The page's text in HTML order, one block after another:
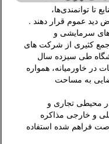
تا توانمندی‌ها،
دید عموم قرار دهند .
سرمایشی و
کثیری از شرکت های
طی سیزده سال
در خاورمیانه، همواره
به مساحت
محیطی تجاری و
و خارجی مذاکره
فراهم شده استفاده